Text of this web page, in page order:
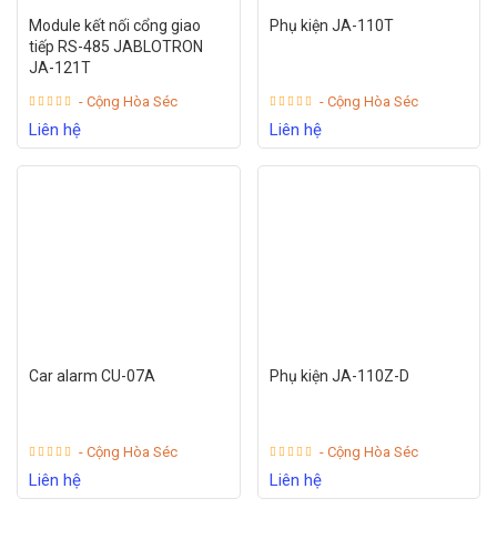
Module kết nối cổng giao
tiếp RS-485 JABLOTRON
JA-121T
- Cộng Hòa Séc
Liên hệ
Phụ kiện JA-110T
- Cộng Hòa Séc
Liên hệ
Car alarm CU-07A
- Cộng Hòa Séc
Liên hệ
Phụ kiện JA-110Z-D
- Cộng Hòa Séc
Liên hệ